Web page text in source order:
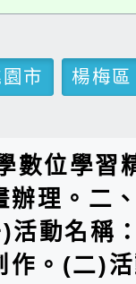
市
楊梅區
數位學習
辦理。二
活動名稱
作。(二)